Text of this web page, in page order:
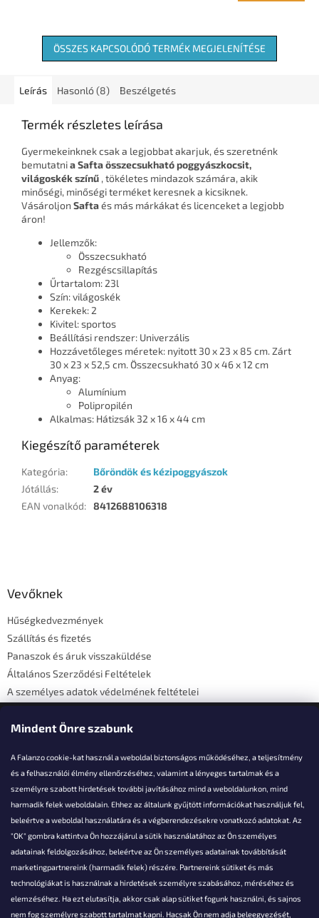
Mindent Önre szabunk
A Falanzo cookie-kat használ a weboldal biztonságos működéséhez, a teljesítmény
és a felhasználói élmény ellenőrzéséhez, valamint a lényeges tartalmak és a
személyre szabott hirdetések további javításához mind a weboldalunkon, mind
harmadik felek weboldalain. Ehhez az általunk gyűjtött információkat használjuk fel,
beleértve a weboldal használatára és a végberendezésekre vonatkozó adatokat. Az
"OK" gombra kattintva Ön hozzájárul a sütik használatához az Ön személyes
adatainak feldolgozásához, beleértve az Ön személyes adatainak továbbítását
marketingpartnereink (harmadik felek) részére. Partnereink sütiket és más
technológiákat is használnak a hirdetések személyre szabásához, méréséhez és
elemzéséhez. Ha ezt elutasítja, akkor csak alap sütiket fogunk használni, és sajnos
nem fog személyre szabott tartalmat kapni. Hacsak Ön nem adja beleegyezését,
ÖSSZES KAPCSOLÓDÓ TERMÉK MEGJELENÍTÉSE
Leírás Hasonló (8) Beszélgetés
Termék részletes leírása
Gyermekeinknek csak a legjobbat akarjuk, és szeretnénk
bemutatnia Safta összecsukható poggyászkocsit,
világoskék színű , tökéletes mindazok számára, akik
minőségi, minőségi terméket keresnek a kicsiknek.
Vásároljon Saftaés más márkákat és licenceket a legjobb
áron!
Jellemzők:
Összecsukható
Rezgéscsillapítás
Űrtartalom: 23l
Szín: világoskék
Kerekek: 2
Kivitel: sportos
Beállítási rendszer: Univerzális
Hozzávetőleges méretek: nyitott 30 x 23 x 85 cm. Zárt
30 x 23 x 52,5 cm. Összecsukható 30 x 46 x 12 cm
Anyag:
Alumínium
Polipropilén
Alkalmas: Hátizsák 32 x 16 x 44 cm
Kiegészítő paraméterek
Kategória:
Bőröndök és kézipoggyászok
Jótállás:
2 év
EAN vonalkód: 8412688106318
Vevőknek
Hűségkedvezmények
Szállítás és fizetés
Panaszok és áruk visszaküldése
Általános Szerződési Feltételek
A személyes adatok védelmének feltételei
Elérhetőségi adatok
Akarsz kérdezni valamit?
info@falanzo.hu